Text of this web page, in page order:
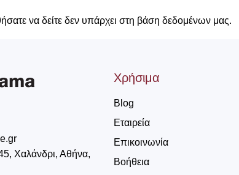
να δείτε δεν υπάρχει στη βάση δεδομένων μας.
Χαλάνδρι, Αθήνα,
Χρήσιμα
Blog
Εταιρεία
Επικοινωνία
Βοήθεια